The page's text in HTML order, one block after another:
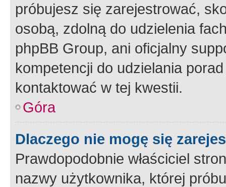
próbujesz się zarejestrować,
osobą, zdolną do udzielenia
phpBB Group, ani oficjalny
kompetencji do udzielania
kontaktować w tej kwestii.
Góra
Dlaczego nie mogę się
Prawdopodobnie właściciel
nazwy użytkownika, której